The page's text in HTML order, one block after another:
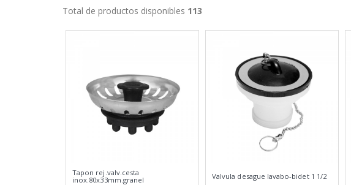
Total de productos disponibles 113
Tapon rej.valv.cesta
inox.80x33mm.granel
Valvula desague lavabo-bidet 1 1/2